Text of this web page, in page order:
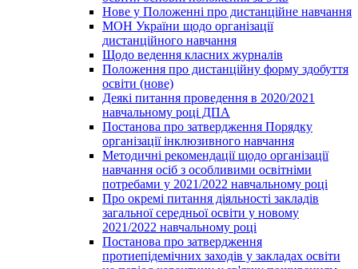
Нове у Положенні про дистанційне навчання
МОН України щодо організації
дистанційного навчання
Щодо ведення класних журналів
Положення про дистанційну форму здобуття
освіти (нове)
Деякі питання проведення в 2020/2021
навчальному році ДПА
Постанова про затвердження Порядку
організації інклюзивного навчання
Методичні рекомендації щодо організації
навчання осіб з особливими освітніми
потребами у 2021/2022 навчальному році
Про окремі питання діяльності закладів
загальної середньої освіти у новому
2021/2022 навчальному році
Постанова про затвердження
протиепідемічних заходів у закладах освіти